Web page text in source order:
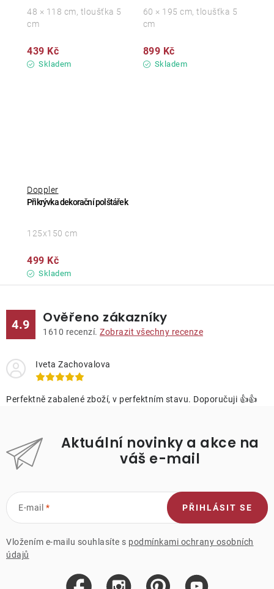
Skladem
439 Kč
48 × 118 cm, tloušťka 5
cm
Skladem
899 Kč
60 × 195 cm, tloušťka 5
cm
Přikrývka dekorační polštářek
Doppler
Skladem
499 Kč
125x150 cm
4.9 Ověřeno zákazníky
1610 recenzí. Zobrazit všechny recenze
Iveta Zachovalova
Perfektně zabalené zboží, v perfektním stavu. Doporučuji 👍👍
Aktuální novinky a akce na
váš e-mail
E-mail
Vložením e-mailu souhlasíte s podmínkami ochrany osobních
údajů
PŘIHLÁSIT SE